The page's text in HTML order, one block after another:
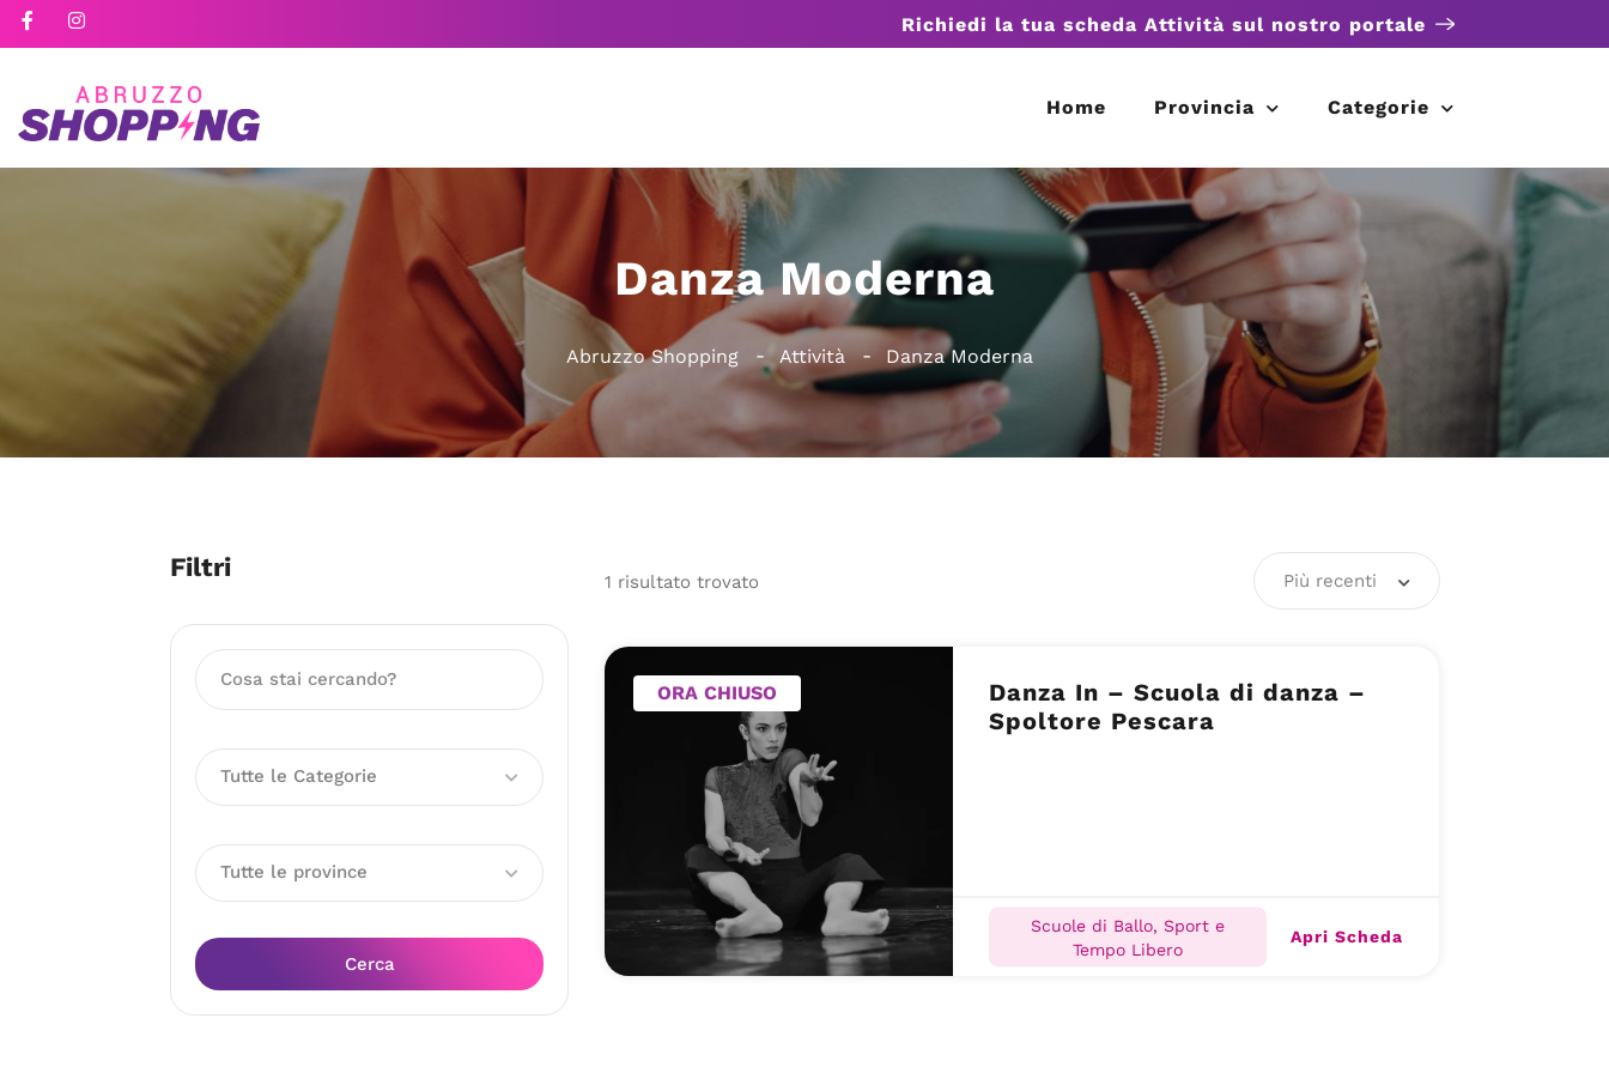
Richiedi la tua scheda Attività sul nostro portale
Home Provincia Categorie
Danza Moderna
Abruzzo Shopping Attività Danza Moderna
Filtri
Tutte le Categorie
Tutte le province
Cerca
1 risultato trovato Più recenti
ORA CHIUSO
Danza In – Scuola di danza –
Spoltore Pescara
Scuole di Ballo, Sport e
Tempo Libero
Apri Scheda